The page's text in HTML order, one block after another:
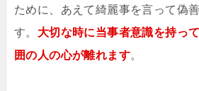
ために、あえて綺麗事を言って偽
す。 大切な時に当事者意識を持っ
囲の人の心が離れます。